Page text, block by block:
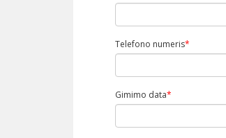
Telefono numeris*
Gimimo data*